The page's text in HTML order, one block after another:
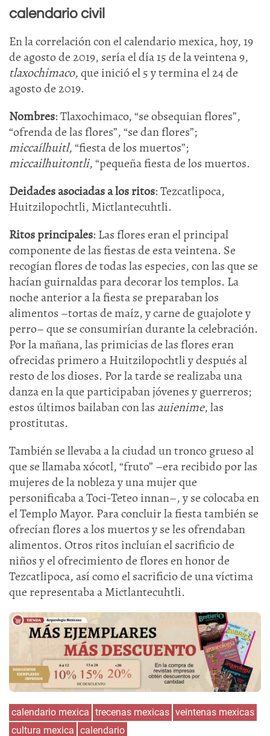
calendario civil
En la correlación con el calendario mexica, hoy, 19
de agosto de 2019, sería el día 15 de la veintena 9,
tlaxochimaco, que inició el 5 y termina el 24 de
agosto de 2019.
Nombres: Tlaxochimaco, “se obsequian flores”,
“ofrenda de las flores”, “se dan flores”;
miccaílhuitl, “fiesta de los muertos”;
miccailhuitontli, “pequeña fiesta de los muertos.
Deidades asociadas a los ritos: Tezcatlipoca,
Huitzilopochtli, Mictlantecuhtli.
Ritos principales: Las flores eran el principal
componente de las fiestas de esta veintena. Se
recogían flores de todas las especies, con las que se
hacían guirnaldas para decorar los templos. La
noche anterior a la fiesta se preparaban los
alimentos –tortas de maíz, y carne de guajolote y
perro– que se consumirían durante la celebración.
Por la mañana, las primicias de las flores eran
ofrecidas primero a Huitzilopochtli y después al
resto de los dioses. Por la tarde se realizaba una
danza en la que participaban jóvenes y guerreros;
estos últimos bailaban con las auienime, las
prostitutas.
También se llevaba a la ciudad un tronco grueso al
que se llamaba xócotl, “fruto” –era recibido por las
mujeres de la nobleza y una mujer que
personificaba a Toci-Teteo innan–, y se colocaba en
el Templo Mayor. Para concluir la fiesta también se
ofrecían flores a los muertos y se les ofrendaban
alimentos. Otros ritos incluían el sacrificio de
niños y el ofrecimiento de flores en honor de
Tezcatlipoca, así como el sacrificio de una víctima
que representaba a Mictlantecuhtli.
calendario mexica trecenas mexicas veintenas mexicas
cultura mexica calendario